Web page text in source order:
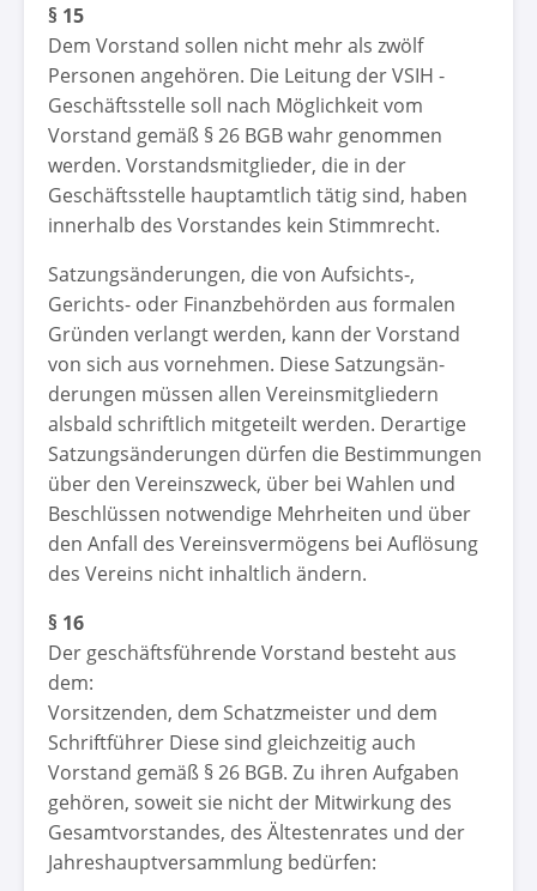
§ 15
Dem Vorstand sollen nicht mehr als zwölf
Personen angehören. Die Leitung der VSIH -
Geschäftsstelle soll nach Möglichkeit vom
Vorstand gemäß § 26 BGB wahr genommen
werden. Vorstandsmitglieder, die in der
Geschäftsstelle hauptamtlich tätig sind, haben
innerhalb des Vorstandes kein Stimmrecht.
Satzungsänderungen, die von Aufsichts-,
Gerichts- oder Finanzbehörden aus formalen
Gründen verlangt werden, kann der Vorstand
von sich aus vornehmen. Diese Satzungsän-
derungen müssen allen Vereinsmitgliedern
alsbald schriftlich mitgeteilt werden. Derartige
Satzungsänderungen dürfen die Bestimmungen
über den Vereinszweck, über bei Wahlen und
Beschlüssen notwendige Mehrheiten und über
den Anfall des Vereinsvermögens bei Auflösung
des Vereins nicht inhaltlich ändern.
§ 16
Der geschäftsführende Vorstand besteht aus
dem:
Vorsitzenden, dem Schatzmeister und dem
Schriftführer Diese sind gleichzeitig auch
Vorstand gemäß § 26 BGB. Zu ihren Aufgaben
gehören, soweit sie nicht der Mitwirkung des
Gesamtvorstandes, des Ältestenrates und der
Jahreshauptversammlung bedürfen: